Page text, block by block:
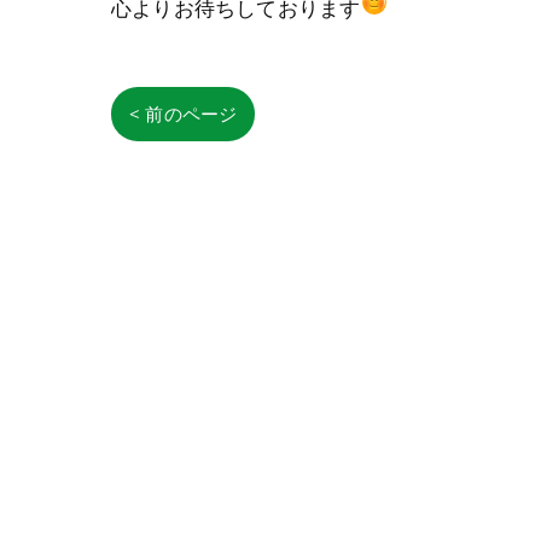
心よりお待ちしております
< 前のページ